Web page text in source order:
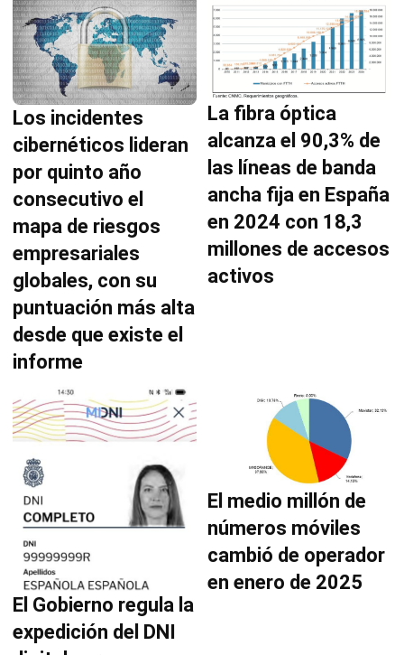
Los incidentes
cibernéticos lideran
por quinto año
consecutivo el
mapa de riesgos
empresariales
globales, con su
puntuación más alta
desde que existe el
informe
La fibra óptica
alcanza el 90,3% de
las líneas de banda
ancha fija en España
en 2024 con 18,3
millones de accesos
activos
El Gobierno regula la
expedición del DNI
El medio millón de
números móviles
cambió de operador
en enero de 2025